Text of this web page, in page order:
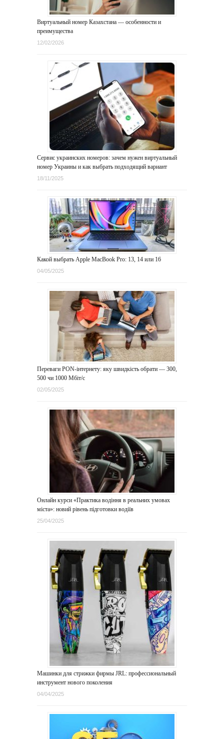
Виртуальный номер Казахстана — особенности и
преимущества
12/02/2026
Сервис украинских номеров: зачем нужен виртуальный
номер Украины и как выбрать подходящий вариант
18/11/2025
Какой выбрать Apple MacBook Pro: 13, 14 или 16
04/05/2025
Переваги PON-інтернету: яку швидкість обрати — 300,
500 чи 1000 Мбіт/с
02/05/2025
Онлайн курси «Практика водіння в реальних умовах
міста»: новий рівень підготовки водіїв
25/04/2025
Машинки для стрижки фирмы JRL: профессиональный
инструмент нового поколения
04/04/2025